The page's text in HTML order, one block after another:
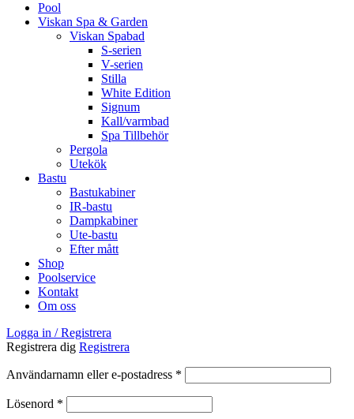
Pool
Viskan Spa & Garden
Viskan Spabad
S-serien
V-serien
Stilla
White Edition
Signum
Kall/varmbad
Spa Tillbehör
Pergola
Utekök
Bastu
Bastukabiner
IR-bastu
Dampkabiner
Ute-bastu
Efter mått
Shop
Poolservice
Kontakt
Om oss
Logga in / Registrera
Registrera dig Registrera
Användarnamn eller e-postadress *
Lösenord *